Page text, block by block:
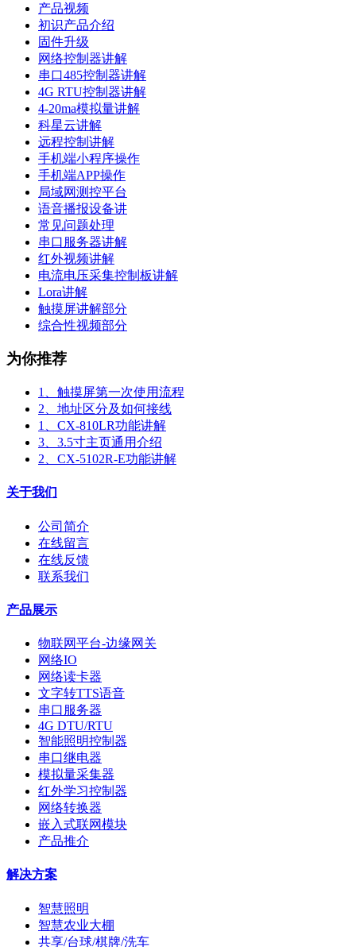
产品视频
初识产品介绍
固件升级
网络控制器讲解
串口485控制器讲解
4G RTU控制器讲解
4-20ma模拟量讲解
科星云讲解
远程控制讲解
手机端小程序操作
手机端APP操作
局域网测控平台
语音播报设备讲
常见问题处理
串口服务器讲解
红外视频讲解
电流电压采集控制板讲解
Lora讲解
触摸屏讲解部分
综合性视频部分
为你推荐
1、触摸屏第一次使用流程
2、地址区分及如何接线
1、CX-810LR功能讲解
3、3.5寸主页通用介绍
2、CX-5102R-E功能讲解
关于我们
公司简介
在线留言
在线反馈
联系我们
产品展示
物联网平台-边缘网关
网络IO
网络读卡器
文字转TTS语音
串口服务器
4G DTU/RTU
智能照明控制器
串口继电器
模拟量采集器
红外学习控制器
网络转换器
嵌入式联网模块
产品推介
解决方案
智慧照明
智慧农业大棚
共享/台球/棋牌/洗车